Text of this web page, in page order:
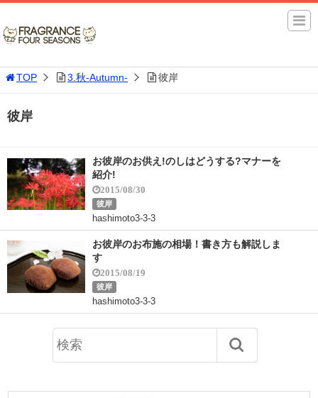
TOP 3.秋-Autumn- 彼岸
彼岸
お彼岸のお供え!のしはどうする?マナーを
紹介!
2015/08/30
彼岸
hashimoto3-3-3
お彼岸のお布施の相場！書き方も解説しま
す
2015/08/19
彼岸
hashimoto3-3-3